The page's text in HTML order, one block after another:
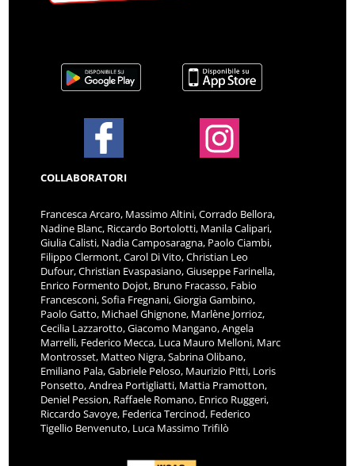
COLLABORATORI
Francesca Arcaro, Massimo Altini, Corrado Bellora,
Nadine Blanc, Riccardo Bortolotti, Manila Calipari,
Giulia Calisti, Nadia Camposaragna, Paolo Ciambi,
Filippo Clermont, Carol Di Vito, Christian Leo
Dufour, Christian Evaspasiano, Giuseppe Farinella,
Enrico Formento Dojot, Bruno Fracasso, Fabio
Francesconi, Sofia Fregnani, Giorgia Gambino,
Paolo Gatto, Michael Ghignone, Marlène Jorrioz,
Cecilia Lazzarotto, Giacomo Mangano, Angela
Marrelli, Federico Mecca, Luca Mauro Melloni, Marc
Montrosset, Matteo Nigra, Sabrina Olibano,
Emiliano Pala, Gabriele Peloso, Maurizio Pitti, Loris
Ponsetto, Andrea Portigliatti, Mattia Pramotton,
Deniel Pession, Raffaele Romano, Enrico Ruggeri,
Riccardo Savoye, Federica Tercinod, Federico
Tigellio Benvenuto, Luca Massimo Trifilò